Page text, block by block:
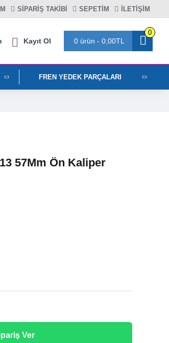
SIPARIŞ TAKIBI SEPETIM İLETİŞİM
Kayıt Ol 0 ürün - 0,00TL
0
FREN YEDEK PARÇALARI
57Mm Ön Kaliper
Ver